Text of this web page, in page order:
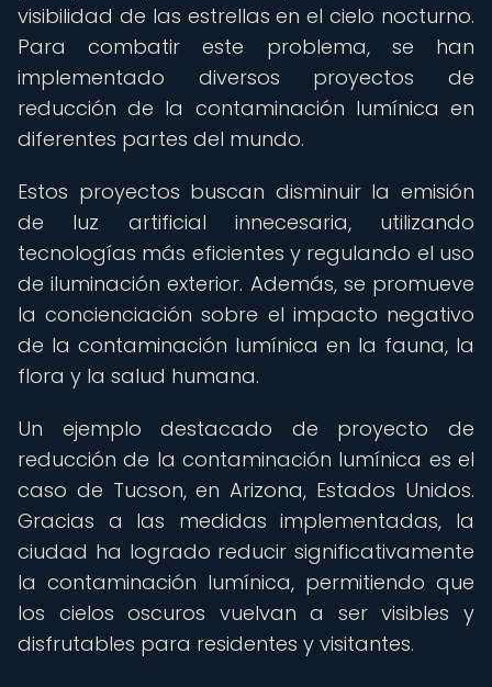
visibilidad de las estrellas en el cielo nocturno.
Para combatir este problema, se han
implementado diversos proyectos de
reducción de la contaminación lumínica en
diferentes partes del mundo.
Estos proyectos buscan disminuir la emisión
de luz artificial innecesaria, utilizando
tecnologías más eficientes y regulando el uso
de iluminación exterior. Además, se promueve
la concienciación sobre el impacto negativo
de la contaminación lumínica en la fauna, la
flora y la salud humana.
Un ejemplo destacado de proyecto de
reducción de la contaminación lumínica es el
caso de Tucson, en Arizona, Estados Unidos.
Gracias a las medidas implementadas, la
ciudad ha logrado reducir significativamente
la contaminación lumínica, permitiendo que
los cielos oscuros vuelvan a ser visibles y
disfrutables para residentes y visitantes.